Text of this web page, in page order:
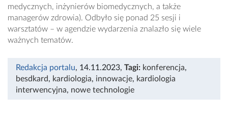
medycznych, inżynierów biomedycznych, a także
managerów zdrowia). Odbyło się ponad 25 sesji i
warsztatów – w agendzie wydarzenia znalazło się wiele
ważnych tematów.
Redakcja portalu, 14.11.2023, Tagi: konferencja,
besdkard, kardiologia, innowacje, kardiologia
interwencyjna, nowe technologie